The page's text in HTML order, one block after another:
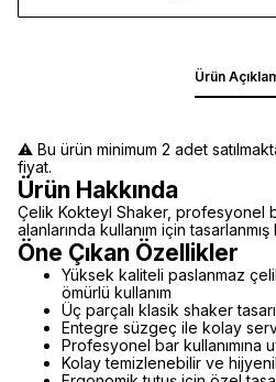
Ürün
⚠️ Bu ürün minimum 2 adet
fiyat.
Ürün Hakkında
Çelik Kokteyl Shaker, profesyonel
alanlarında kullanım için
Öne Çıkan Özellikler
Yüksek kaliteli paslanmaz
ömürlü kullanım
Üç parçalı klasik shaker
Entegre süzgeç ile kolay
Profesyonel bar kullanımına
Kolay temizlenebilir ve